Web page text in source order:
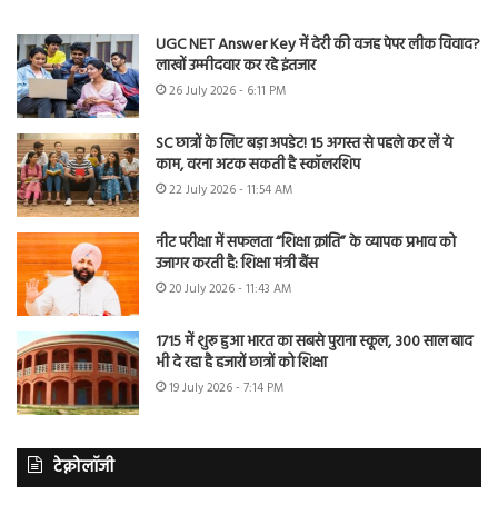
UGC NET Answer Key में देरी की वजह पेपर लीक विवाद?
लाखों उम्मीदवार कर रहे इंतजार
26 July 2026 - 6:11 PM
SC छात्रों के लिए बड़ा अपडेट! 15 अगस्त से पहले कर लें ये
काम, वरना अटक सकती है स्कॉलरशिप
22 July 2026 - 11:54 AM
नीट परीक्षा में सफलता “शिक्षा क्रांति” के व्यापक प्रभाव को
उजागर करती है: शिक्षा मंत्री बैंस
20 July 2026 - 11:43 AM
1715 में शुरू हुआ भारत का सबसे पुराना स्कूल, 300 साल बाद
भी दे रहा है हजारों छात्रों को शिक्षा
19 July 2026 - 7:14 PM
टेक्नोलॉजी